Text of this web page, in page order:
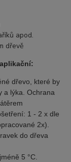
apod.
dřevě
dřevo, které by
a lýka. Ochrana
1 - 2 x dle
2x).
do dřeva
5 °C.